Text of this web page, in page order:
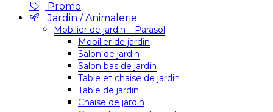
Promo
Jardin / Animalerie
Mobilier de jardin – Parasol
Mobilier de jardin
Salon de jardin
Salon bas de jardin
Table et chaise de jardin
Table de jardin
Chaise de jardin